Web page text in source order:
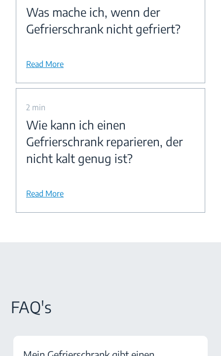
Was mache ich, wenn der
Gefrierschrank nicht gefriert?
Read More
2 min
Wie kann ich einen
Gefrierschrank reparieren, der
nicht kalt genug ist?
Read More
FAQ's